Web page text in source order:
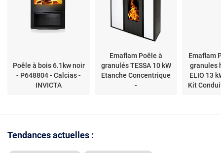
Poêle à bois 6.1kw noir
- P648804 - Calcias -
INVICTA
Emaflam Poêle à
granulés TESSA 10 kW
Etanche Concentrique
-
Emaflam
granules
ELIO 13
Kit
Tendances actuelles :